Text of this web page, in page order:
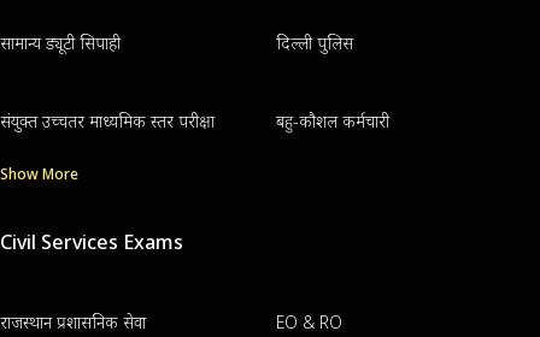
सामान्य ड्यूटी सिपाही दिल्ली पुलिस
संयुक्त उच्चतर माध्यमिक स्तर परीक्षा बहु-कौशल कर्मचारी
Show More
Civil Services Exams
राजस्थान प्रशासनिक सेवा EO & RO